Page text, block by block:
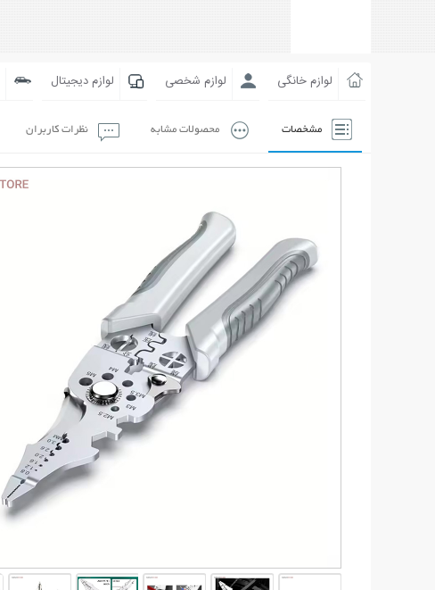
لوازم خانگی لوازم شخصی لوازم دیجیتال
مشخصات محصولات مشابه نظرات کاربران